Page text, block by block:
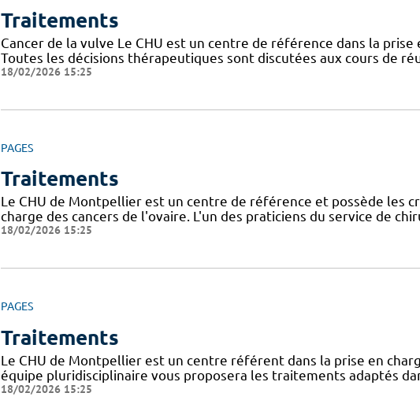
Traitements
Cancer de la vulve Le CHU est un centre de référence dans la prise
Toutes les décisions thérapeutiques sont discutées aux cours de
18/02/2026 15:25
PAGES
Traitements
Le CHU de Montpellier est un centre de référence et possède les
charge des cancers de l'ovaire. L'un des praticiens du service de
18/02/2026 15:25
PAGES
Traitements
Le CHU de Montpellier est un centre référent dans la prise en
équipe pluridisciplinaire vous proposera les traitements adaptés
18/02/2026 15:25